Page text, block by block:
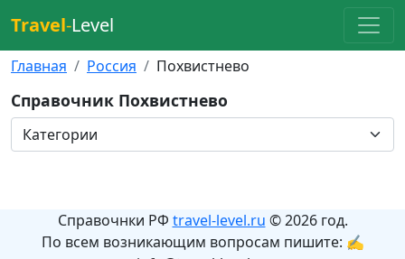
Travel-Level
Главная Россия Похвистнево
Справочник Похвистнево
Справочнки РФ travel-level.ru © 2026 год.
По всем возникающим вопросам пишите: ✍